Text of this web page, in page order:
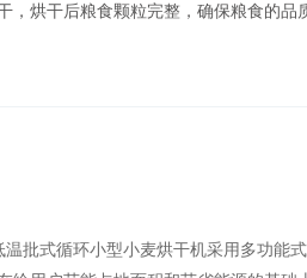
，烘干后粮食颗粒完整，确保粮食的品
温批式循环小型小麦烘干机采用多功能